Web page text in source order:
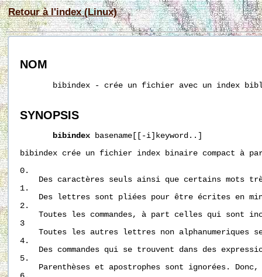
Retour à l'index (Linux)
NOM
bibindex - crée un fichier avec un index
SYNOPSIS
bibindex basename[[-i]keyword..]
bibindex crée un fichier index binaire compact à
0.
Des caractères seuls ainsi que certains mots
1.
Des lettres sont pliées pour être écrites en
2.
Toutes les commandes, à part celles qui sont
3
Toutes les autres lettres non alphanumeriques
4.
Des commandes qui se trouvent dans des
5.
Parenthèses et apostrophes sont ignorées.